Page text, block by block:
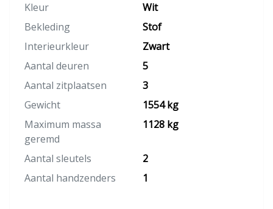
Kleur
Wit
Bekleding
Stof
Interieurkleur
Zwart
Aantal deuren
5
Aantal zitplaatsen
3
Gewicht
1554 kg
Maximum massa
geremd
1128 kg
Aantal sleutels
2
Aantal handzenders
1